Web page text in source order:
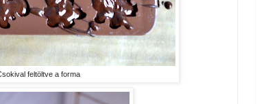
feltöltve a forma